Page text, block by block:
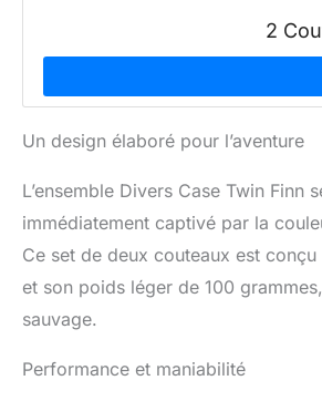
2
Un design élaboré pour l’aventure
L’ensemble Divers Case Twin
immédiatement captivé par la
Ce set de deux couteaux est
et son poids léger de 100
sauvage.
Performance et maniabilité